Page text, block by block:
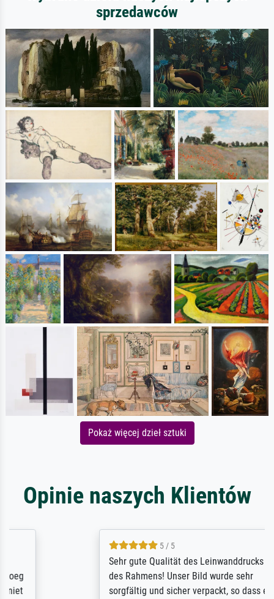
sprzedawców
Pokaż więcej dzieł sztuki
Opinie naszych Klientów
5 / 5
Sehr gute Qualität des Leinwanddrucks und
des Rahmens! Unser Bild wurde sehr
sorgfältig und sicher verpackt, so dass es